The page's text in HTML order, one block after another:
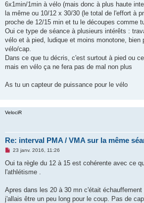
6x1min/1min à vélo (mais donc à plus haute
la même ou 10/12 x 30/30 (le total de l'effort à
proche de 12/15 min et tu le découpes comme
Oui ce type de séance à plusieurs intérêts :
vélo et à pied, ludique et moins monotone, bien
vélo/cap.
Dans ce que tu décris, c'est surtout à pied ou
mais en vélo ça ne fera pas de mal non plus
As tu un capteur de puissance pour le vélo
VelociR
Re: interval PMA / VMA sur la même
M
s
a
n
o
23 janv. 2016, 11:26
Oui ta règle du 12 à 15 est cohérente avec ce
l'athlétisme .
Apres dans les 20 à 30 mn c'était
j'allais être un peu long pour le coup. Pas de